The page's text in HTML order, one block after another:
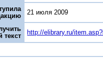
21 июля 2009
текст
http://elibrary.ru/